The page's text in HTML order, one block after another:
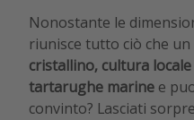
Nonostante le
riunisce tutto ciò che
cristallino, cultura
tartarughe marine e
convinto? Lasciati